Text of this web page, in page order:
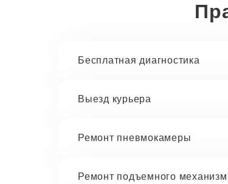
Бесплатная диагностика
Выезд курьера
Ремонт пневмокамеры
Ремонт подъемного